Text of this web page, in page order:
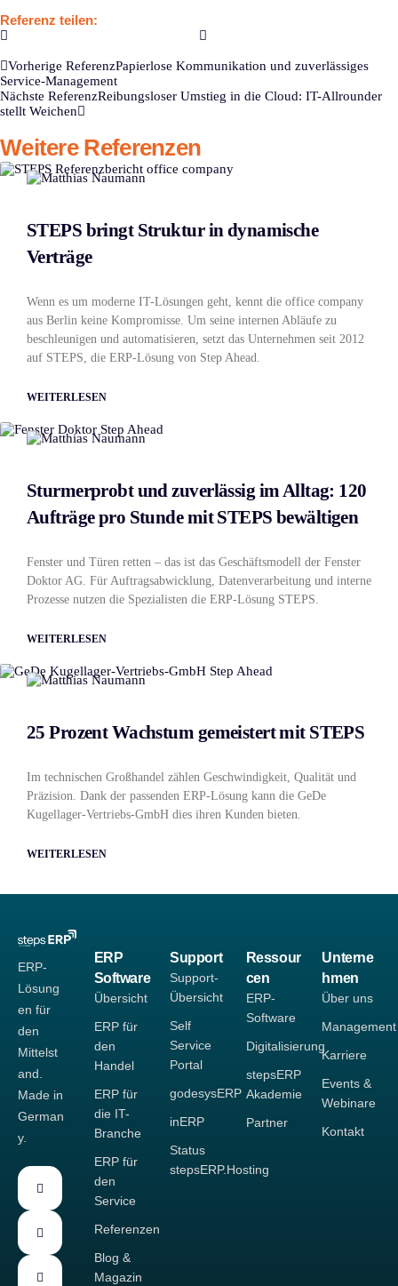
Referenz teilen:
Vorherige ReferenzPapierlose Kommunikation und zuverlässiges
Service-Management
Nächste ReferenzReibungsloser Umstieg in die Cloud: IT-Allrounder
stellt Weichen
Weitere Referenzen
STEPS bringt Struktur in dynamische
Verträge
Wenn es um moderne IT-Lösungen geht, kennt die office company
aus Berlin keine Kompromisse. Um seine internen Abläufe zu
beschleunigen und automatisieren, setzt das Unternehmen seit 2012
auf STEPS, die ERP-Lösung von Step Ahead.
WEITERLESEN
Sturmerprobt und zuverlässig im Alltag: 120
Aufträge pro Stunde mit STEPS bewältigen
Fenster und Türen retten – das ist das Geschäftsmodell der Fenster
Doktor AG. Für Auftragsabwicklung, Datenverarbeitung und interne
Prozesse nutzen die Spezialisten die ERP-Lösung STEPS.
WEITERLESEN
25 Prozent Wachstum gemeistert mit STEPS
Im technischen Großhandel zählen Geschwindigkeit, Qualität und
Präzision. Dank der passenden ERP-Lösung kann die GeDe
Kugellager-Vertriebs-GmbH dies ihren Kunden bieten.
WEITERLESEN
ERP-
Lösung
en für
den
Mittelst
and.
Made in
German
y.
ERP
Software
Übersicht
ERP für
den
Handel
ERP für
die IT-
Branche
ERP für
den
Service
Referenzen
Blog &
Magazin
Support
Support-
Übersicht
Self
Service
Portal
godesysERP
inERP
Status
stepsERP.Hosting
Ressour
cen
ERP-
Software
Digitalisierung
stepsERP
Akademie
Partner
Unterne
hmen
Über uns
Management
Karriere
Events &
Webinare
Kontakt